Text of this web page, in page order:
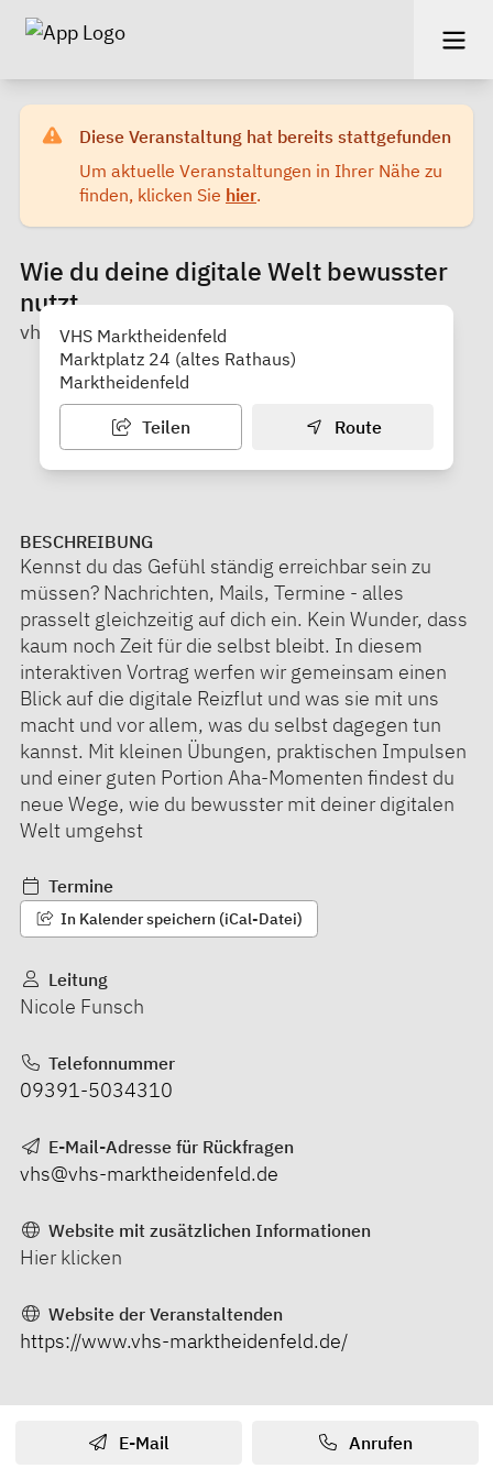
Diese Veranstaltung hat bereits stattgefunden
Um aktuelle Veranstaltungen in Ihrer Nähe zu
finden, klicken Sie hier.
Wie du deine digitale Welt bewusster
nutzt
vhs Marktheidenfeld
VHS Marktheidenfeld
Marktplatz 24 (altes Rathaus)
Marktheidenfeld
Teilen Route
BESCHREIBUNG
Kennst du das Gefühl ständig erreichbar sein zu
müssen? Nachrichten, Mails, Termine - alles
prasselt gleichzeitig auf dich ein. Kein Wunder, dass
kaum noch Zeit für die selbst bleibt. In diesem
interaktiven Vortrag werfen wir gemeinsam einen
Blick auf die digitale Reizflut und was sie mit uns
macht und vor allem, was du selbst dagegen tun
kannst. Mit kleinen Übungen, praktischen Impulsen
und einer guten Portion Aha-Momenten findest du
neue Wege, wie du bewusster mit deiner digitalen
Welt umgehst
Termine
In Kalender speichern (iCal-Datei)
Leitung
Nicole Funsch
Telefonnummer
09391-5034310
E-Mail-Adresse für Rückfragen
vhs@vhs-marktheidenfeld.de
Website mit zusätzlichen Informationen
Hier klicken
Website der Veranstaltenden
https://www.vhs-marktheidenfeld.de/
E-Mail Anrufen